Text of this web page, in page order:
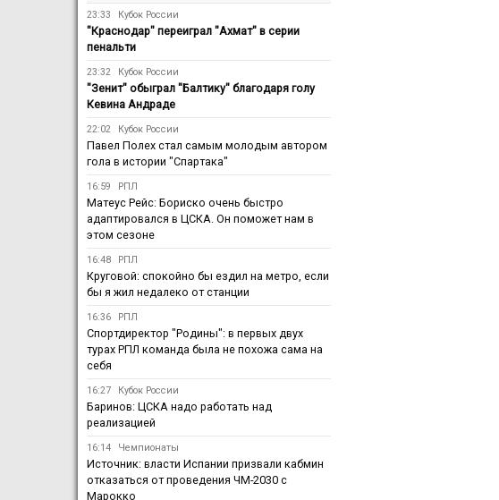
23:33 Кубок России
"Краснодар" переиграл "Ахмат" в серии
пенальти
23:32 Кубок России
"Зенит" обыграл "Балтику" благодаря голу
Кевина Андраде
22:02 Кубок России
Павел Полех стал самым молодым автором
гола в истории "Спартака"
16:59 РПЛ
Матеус Рейс: Бориско очень быстро
адаптировался в ЦСКА. Он поможет нам в
этом сезоне
16:48 РПЛ
Круговой: спокойно бы ездил на метро, если
бы я жил недалеко от станции
16:36 РПЛ
Спортдиректор "Родины": в первых двух
турах РПЛ команда была не похожа сама на
себя
16:27 Кубок России
Баринов: ЦСКА надо работать над
реализацией
16:14 Чемпионаты
Источник: власти Испании призвали кабмин
отказаться от проведения ЧМ-2030 с
Марокко